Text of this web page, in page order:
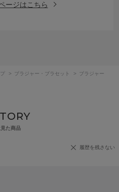
ージはこちら
> ブラジャー・ブラセット >
ブラジャー
た商品
履歴を残さない